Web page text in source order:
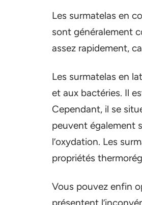
Les surmatelas en
sont généralement
assez rapidement,
Les surmatelas en
et aux bactéries. Il
Cependant, il se
peuvent également
l’oxydation. Les
propriétés
Vous pouvez enfin